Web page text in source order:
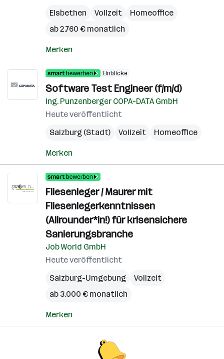
Elsbethen
Vollzeit
Homeoffice
ab 2.760 € monatlich
Merken
Einblicke
Software Test Engineer (f/m/d)
Ing. Punzenberger COPA-DATA GmbH
Heute veröffentlicht
Salzburg (Stadt)
Vollzeit Homeoffice
Merken
Fliesenleger / Maurer mit
Fliesenlegerkenntnissen
(Allrounder*in!) für krisensichere
Sanierungsbranche
Job World GmbH
Heute veröffentlicht
Salzburg-Umgebung
Vollzeit
ab 3.000 € monatlich
Merken